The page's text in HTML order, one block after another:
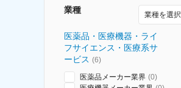
業種 業種を選択
医薬品・医療機器・ライ
フサイエンス・医療系サ
ービス (6)
医薬品メーカー業界 (0)